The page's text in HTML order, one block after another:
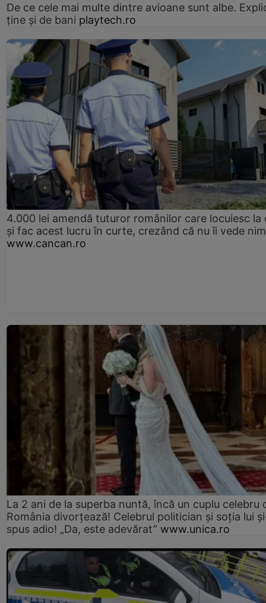
De ce cele mai multe dintre avioane sunt albe.
ține și de bani playtech.ro
4.000 lei amendă tuturor românilor care locuiesc la
și fac acest lucru în curte, crezând că nu îi vede
www.cancan.ro
La 2 ani de la superba nuntă, încă un cuplu celebru
România divorțează! Celebrul politician și soția lui
spus adio! „Da, este adevărat” www.unica.ro